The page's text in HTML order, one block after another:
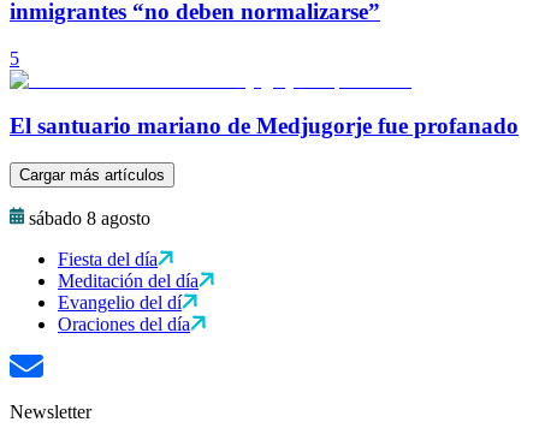
inmigrantes “no deben normalizarse”
5
El santuario mariano de Medjugorje fue profanado
Cargar más artículos
sábado 8 agosto
Fiesta del día
Meditación del día
Evangelio del dí
Oraciones del día
Newsletter